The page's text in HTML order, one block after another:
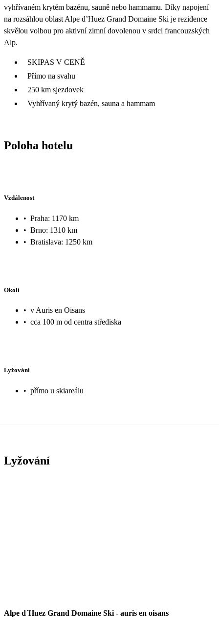
vyhřívaném krytém bazénu, sauně nebo hammamu. Díky napojení
na rozsáhlou oblast Alpe d’Huez Grand Domaine Ski je rezidence
skvělou volbou pro aktivní zimní dovolenou v srdci francouzských
Alp.
SKIPAS V CENĚ
Přímo na svahu
250 km sjezdovek
Vyhřívaný krytý bazén, sauna a hammam
Poloha hotelu
Vzdálenost
• Praha: 1170 km
• Brno: 1310 km
• Bratislava: 1250 km
Okolí
• v Auris en Oisans
• cca 100 m od centra střediska
Lyžování
• přímo u skiareálu
Lyžování
Alpe d´Huez Grand Domaine Ski - auris en oisans